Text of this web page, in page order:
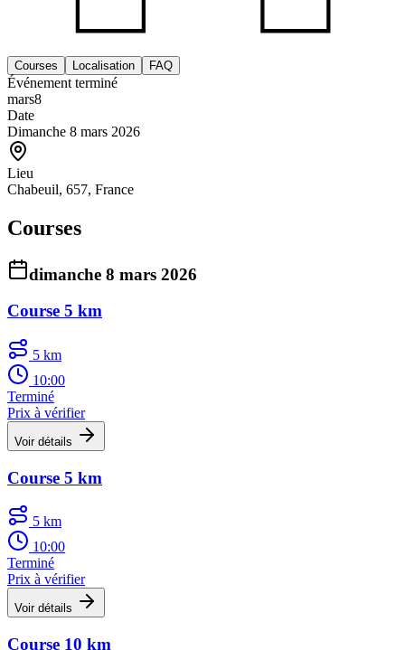
Courses Localisation FAQ
Événement terminé
mars8
Date
Dimanche 8 mars 2026
Lieu
Chabeuil, 657, France
Courses
dimanche 8 mars 2026
Course 5 km
5 km
10:00
Terminé
Prix à vérifier
Voir détails
Course 5 km
5 km
10:00
Terminé
Prix à vérifier
Voir détails
Course 10 km